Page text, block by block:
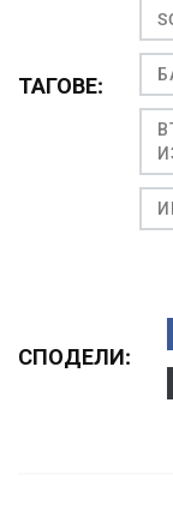
ТАГОВЕ:
СПОДЕЛИ: